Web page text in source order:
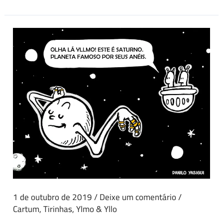
1 de outubro de 2019/Deixe um comentário/
Cartum,Tirinhas,Ylmo & Yllo